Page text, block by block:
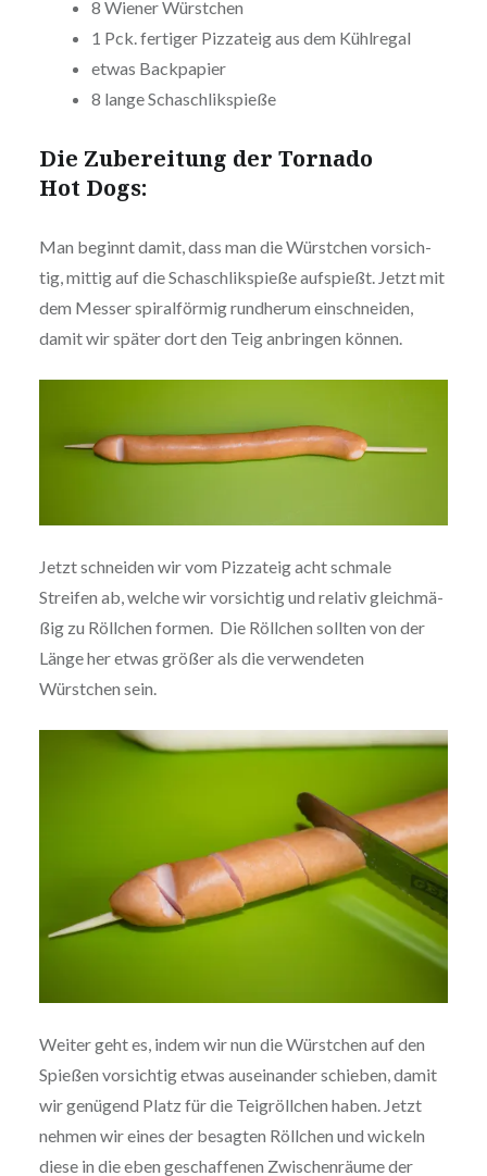
8 Wiener Würstchen
1 Pck. fertiger Pizzateig aus dem Kühlregal
etwas Back­pa­pier
8 lange Schaschlikspieße
Die Zube­rei­tung der Tornado
Hot Dogs:
Man beginnt damit, dass man die Würstchen vor­sich­
tig, mittig auf die Schasch­lik­spie­ße aufspießt. Jetzt mit
dem Messer spi­ral­för­mig rundherum ein­schnei­den,
damit wir später dort den Teig anbringen können.
Jetzt schneiden wir vom Pizzateig acht schmale
Streifen ab, welche wir vor­sich­tig und relativ gleich­mä­
ßig zu Röllchen formen. Die Röllchen sollten von der
Länge her etwas größer als die ver­wen­de­ten
Würstchen sein.
Weiter geht es, indem wir nun die Würstchen auf den
Spießen vor­sich­tig etwas aus­ein­an­der schieben, damit
wir genügend Platz für die Tei­gröll­chen haben. Jetzt
nehmen wir eines der besagten Röllchen und wickeln
diese in die eben geschaf­fe­nen Zwi­schen­räu­me der